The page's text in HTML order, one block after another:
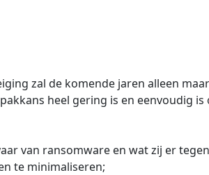
zal de komende jaren alleen
heel gering is en eenvoudig is
van ransomware en wat zij er
te minimaliseren;